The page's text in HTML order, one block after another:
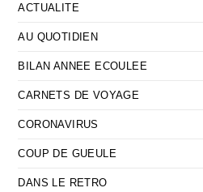
ACTUALITE
AU QUOTIDIEN
BILAN ANNEE ECOULEE
CARNETS DE VOYAGE
CORONAVIRUS
COUP DE GUEULE
DANS LE RETRO